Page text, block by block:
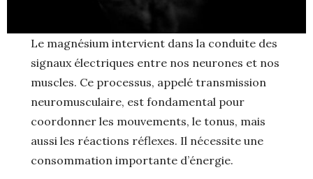
Le magnésium intervient dans la conduite des
signaux électriques entre nos neurones et nos
muscles. Ce processus, appelé transmission
neuromusculaire, est fondamental pour
coordonner les mouvements, le tonus, mais
aussi les réactions réflexes. Il nécessite une
consommation importante d’énergie.